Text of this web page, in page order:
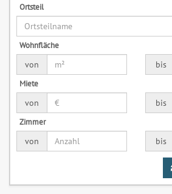
Ortsteil
Wohnfläche
von
bis
Miete
von
bis
Zimmer
von
bis